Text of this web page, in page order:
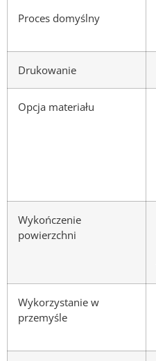
Proces domyślny
Drukowanie
Opcja materiału
Wykończenie
powierzchni
Wykorzystanie w
przemyśle